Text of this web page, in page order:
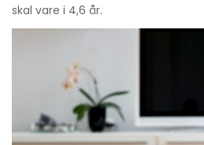
skal vare i 4,6 år.